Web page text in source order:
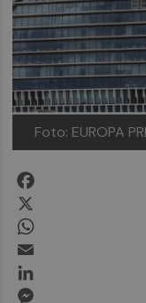
Foto: EUROPA